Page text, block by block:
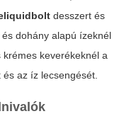
desszert és
dohány alapú ízeknél
keverékeknél a
az íz lecsengését.